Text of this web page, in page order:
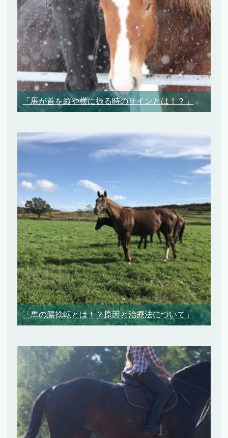
「馬が首を縦や横に振る時のサインとは！？」
「馬の腸捻転とは！？原因と治療法について」